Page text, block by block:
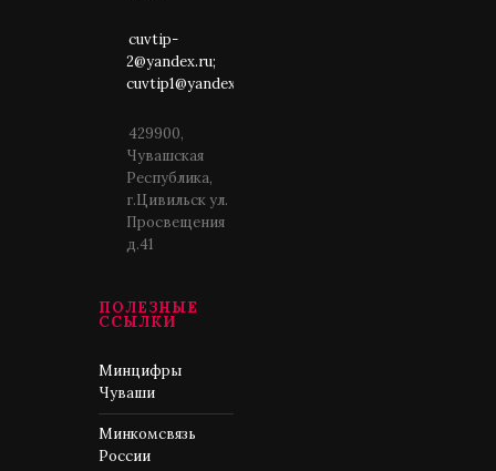
cuvtip-
2@yandex.ru;
cuvtip1@yandex.ru
429900,
Чувашская
Республика,
г.Цивильск ул.
Просвещения
д.41
ПОЛЕЗНЫЕ
ССЫЛКИ
Минцифры
Чуваши
Минкомсвязь
России